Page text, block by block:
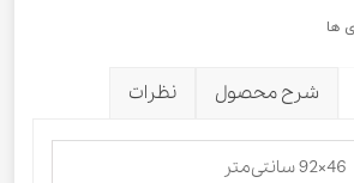
ها
شرح محصول نظرات
46×92 سانتی‌متر